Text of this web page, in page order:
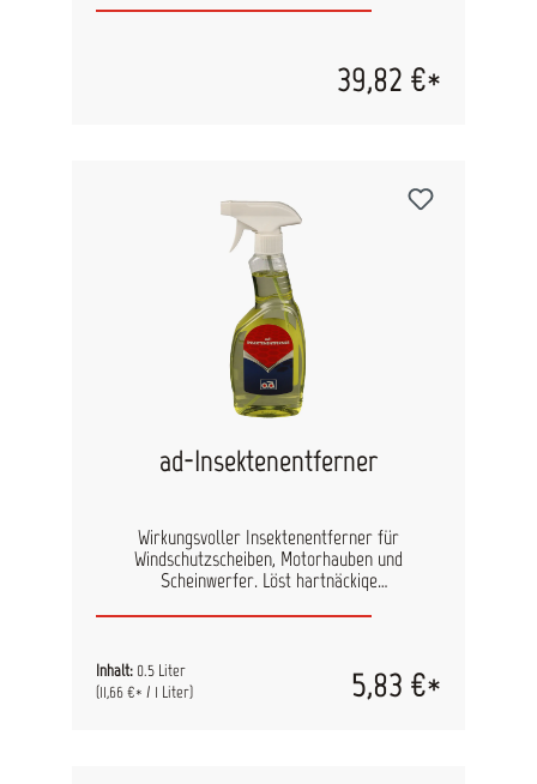
den Einsatz bei der professionellen
Lackierwerkstätten. Die einfache Verarbeitung
und die Kombination von 3 Polierschritten in
Polierpad: medium, fein/weich Eigenschaften:
einstufiger Polierprozess: Politur, Finish,
Versiegelung 3000er Schliffentfernung schnelles
Hochglanzfinish spürbar glattere Oberfläche
39,82 €*
ad-Insektenentferner
Wirkungsvoller Insektenentferner für
Windschutzscheiben, Motorhauben und
Scheinwerfer. Löst hartnäckige
und andere Rückstände. Unverdünnt vor der
Oberfläche trocknen lassen.
Inhalt: 0.5 Liter
(11,66 €* / 1 Liter)
5,83 €*